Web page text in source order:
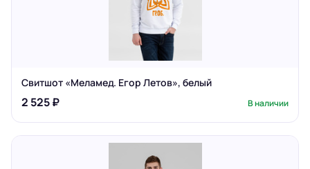
Свитшот «Меламед. Егор Летов», белый
2 525 ₽ В наличии